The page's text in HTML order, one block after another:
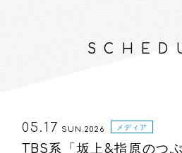
05.17 SUN.2026 メディア
TBS系「坂上&指原のつ